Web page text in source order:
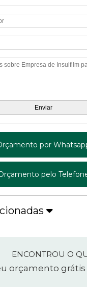
por
pelo
ENCONTROU O
orçamento